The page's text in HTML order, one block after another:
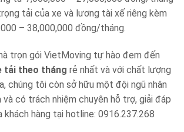
tải của xe và lương tài xế riêng kèm
– 38,000,000 đồng/tháng.
trọn gói VietMoving tự hào đem đến
tải theo tháng rẻ nhất và với chất lượng
chúng tôi còn sở hữu một đội ngũ nhân
có trách nhiệm chuyên hỗ trợ, giải đáp
khách hàng tại hotline: 0916.237.268